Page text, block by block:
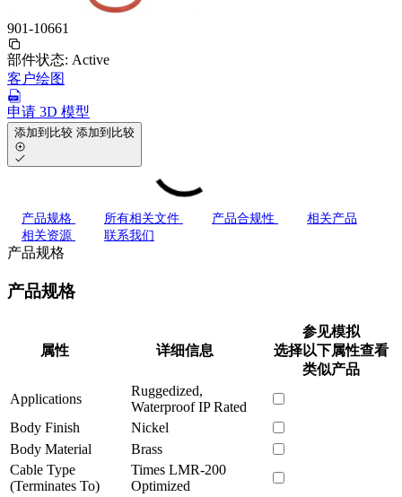
901-10661
部件状态: Active
客户绘图
申请 3D 模型
添加到比较 添加到比较
产品规格 所有相关文件 产品合规性
相关产品
相关资源
联系我们
产品规格
产品规格
属性 详细信息
参见模拟
选择以下属性查看
类似产品
Applications
Ruggedized,
Waterproof IP Rated
Body Finish
Nickel
Body Material
Brass
Cable Type
(Terminates To)
Times LMR-200
Optimized